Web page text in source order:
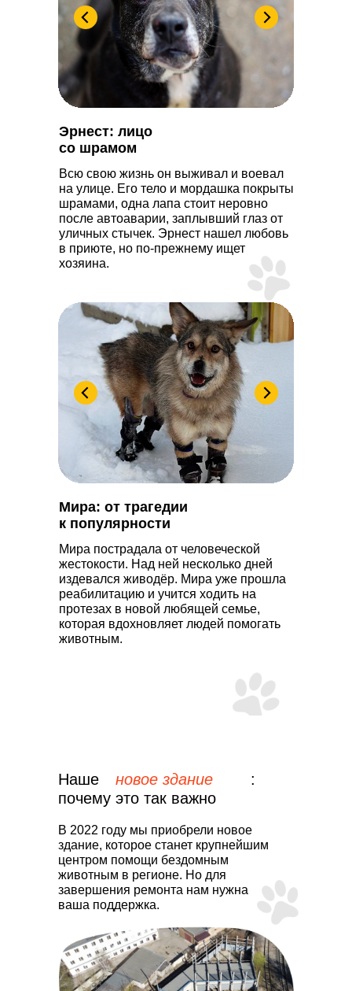
Мира: от трагедии
к популярности
Мира пострадала от человеческой
жестокости. Над ней несколько дней
издевался живодёр. Мира уже прошла
реабилитацию и учится ходить на
протезах в новой любящей семье,
которая вдохновляет людей помогать
животным.
Всю свою жизнь он выживал и воевал
на улице. Его тело и мордашка покрыты
шрамами, одна лапа стоит неровно
после автоаварии, заплывший глаз от
уличных стычек. Эрнест нашел любовь
в приюте, но по-прежнему ищет
хозяина.
Эрнест: лицо
со шрамом
В 2022 году мы приобрели новое
здание, которое станет крупнейшим
центром помощи бездомным
животным в регионе. Но для
завершения ремонта нам нужна
ваша поддержка.
почему это так важно
:
новое здание
Наше